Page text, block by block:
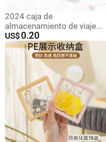
2024 caja de
almacenamiento de viaje
de espejo cruzado, una
pieza de diseño de
partición de cuadrícula
múltiple, collar, anillo,
joyero de almacenamiento
US$ 0.20